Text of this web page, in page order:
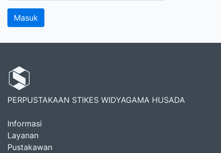
PERPUSTAKAAN STIKES WIDYAGAMA HUSADA
Informasi
Layanan
Pustakawan